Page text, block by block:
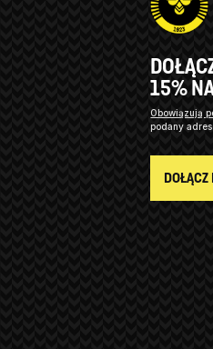
15%
Obowiązują
podany adres
DOŁĄCZ